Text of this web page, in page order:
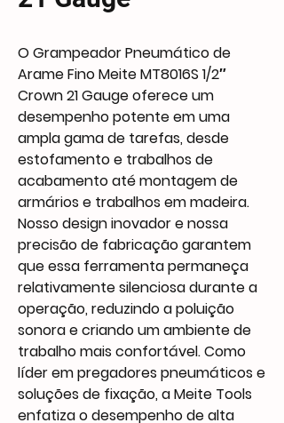
O Grampeador Pneumático de
Arame Fino Meite MT8016S 1/2″
Crown 21 Gauge oferece um
desempenho potente em uma
ampla gama de tarefas, desde
estofamento e trabalhos de
acabamento até montagem de
armários e trabalhos em madeira.
Nosso design inovador e nossa
precisão de fabricação garantem
que essa ferramenta permaneça
relativamente silenciosa durante a
operação, reduzindo a poluição
sonora e criando um ambiente de
trabalho mais confortável. Como
líder em pregadores pneumáticos e
soluções de fixação, a Meite Tools
enfatiza o desempenho de alta